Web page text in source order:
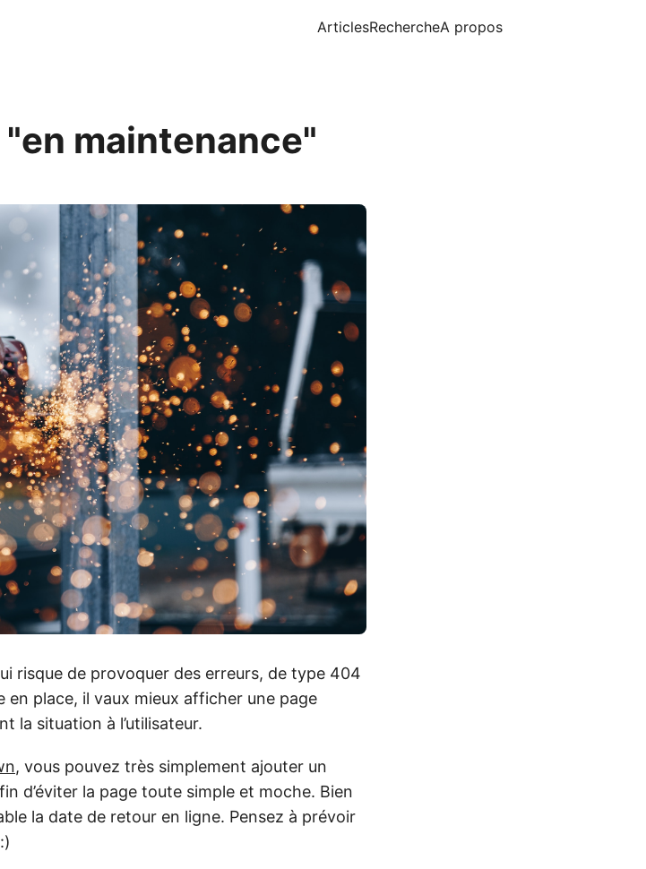
ArticlesRechercheA propos
maintenance"
risque de provoquer des erreurs, de type 404
en place, il vaux mieux afficher une page
la situation à l’utilisateur.
, vous pouvez très simplement ajouter un
d’éviter la page toute simple et moche. Bien
la date de retour en ligne. Pensez à prévoir